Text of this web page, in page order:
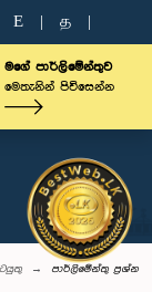
E த
මගේ පාර්ලිමේන්තුව
මෙතැනින් පිවිසෙන්න
පාර්ලි‌මේන්තු‌ ප්‍රශ්න